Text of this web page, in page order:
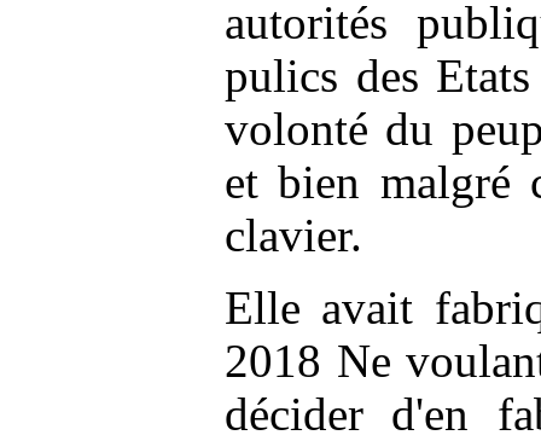
autorités
pulics des
volonté du
et bien malgré
clavier.
Elle avait
2018 Ne
décider d'en